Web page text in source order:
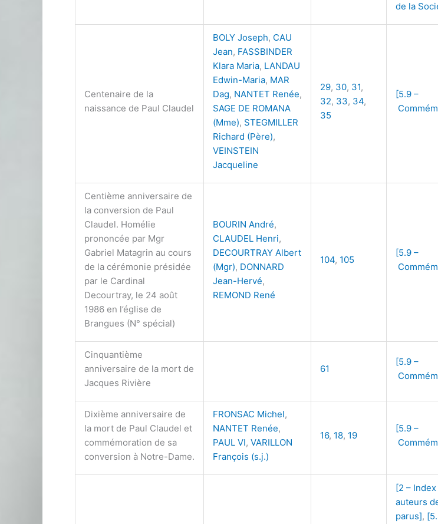
de la
Centenaire de la
naissance de Paul Claudel
BOLY Joseph, CAU
Jean, FASSBINDER
Klara Maria, LANDAU
Edwin-Maria, MAR
Dag, NANTET Renée,
SAGE DE ROMANA
(Mme), STEGMILLER
Richard (Père),
VEINSTEIN
Jacqueline
29, 30, 31,
32, 33, 34,
35
[5.9 –
Centième anniversaire de
la conversion de Paul
Claudel. Homélie
prononcée par Mgr
Gabriel Matagrin au cours
de la cérémonie présidée
par le Cardinal
Decourtray, le 24 août
1986 en l’église de
Brangues (N° spécial)
BOURIN André,
CLAUDEL Henri,
DECOURTRAY Albert
(Mgr), DONNARD
Jean-Hervé,
REMOND René
104, 105
[5.9 –
Cinquantième
anniversaire de la mort de
Jacques Rivière
61
[5.9 –
Dixième anniversaire de
la mort de Paul Claudel et
commémoration de sa
conversion à Notre-Dame.
FRONSAC Michel,
NANTET Renée,
PAUL VI, VARILLON
François (s.j.)
16, 18, 19
[5.9 –
[2 –
auteurs
parus],